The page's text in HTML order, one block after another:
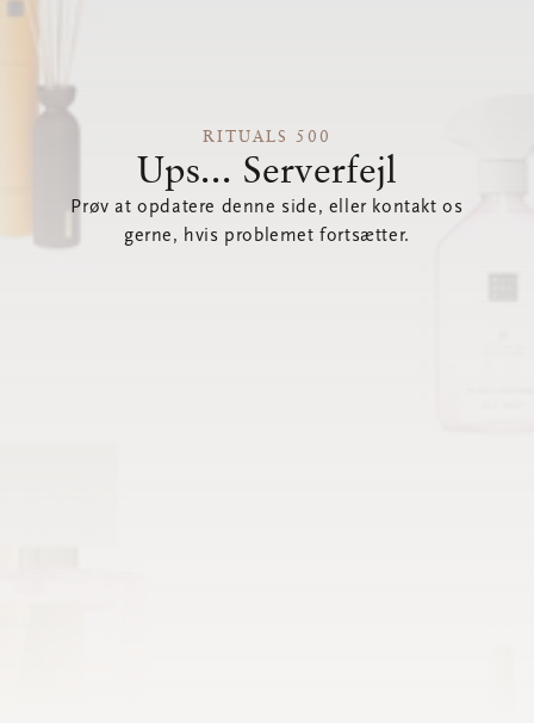
RITUALS 500
Ups... Serverfejl
Prøv at opdatere denne side, eller kontakt os
gerne, hvis problemet fortsætter.